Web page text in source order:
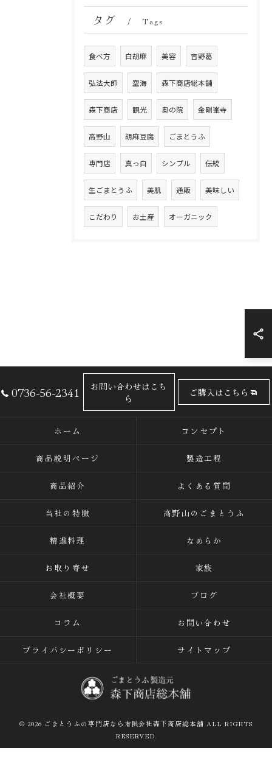
タグ Tags
食べ方 白胡麻 美容 吉野葛
弘法大師 空海 森下商店総本舗
森下商店 観光 奥の院 金剛峯寺
高野山 胡麻豆腐 ごまとうふ
専門店 真っ白 シンプル 伝統
生ごまとうふ 美肌 通販 美味しい
こだわり お土産 オーガニック
0736-56-2341
お問い合わせはこち
ら
ご購入はこちら
ホーム コンセプト
商品説明ページ 製造工程
商品紹介 よくある質問
当社の特徴 高野山のごまとうふ
精進料理 なめらか
お取り寄せ 家族
会社概要 ブログ
コラム お問い合わせ
プライバシーポリシー サイトマップ
© 2026 ごまとうふの専門店なら有限会社森下商店総本舗 ALL RIGHTS
RESERVED.